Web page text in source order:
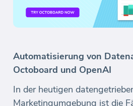
Automatisierung von
Octoboard und OpenAI
In der heutigen
Marketingumgebung ist die